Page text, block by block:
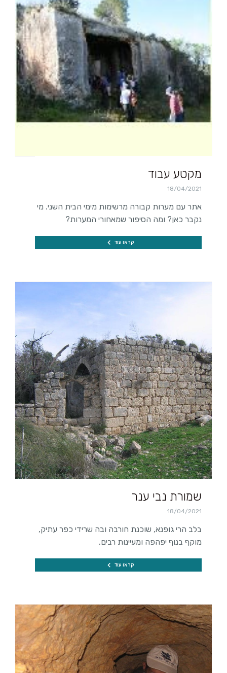
מקטע עבוד
18/04/2021
אתר עם מערות קבורה מרשימות מימי הבית השני. מי
נקבר כאן? ומה הסיפור שמאחורי המערות?
קראו עוד
שמורת נבי ענר
18/04/2021
בלב הרי גופנא, שוכנת חורבה ובה שרידי כפר עתיק,
מוקף בנוף יפהפה ומעיינות רבים.
קראו עוד